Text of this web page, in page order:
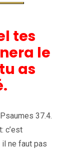
tes
le
as
37.4.
c’est
ne faut pas